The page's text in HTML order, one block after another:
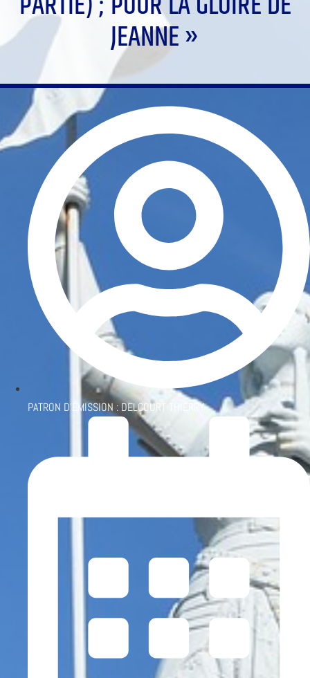
JEANNE »
PATRON D'ÉMISSION :DELCOURT THIERRY